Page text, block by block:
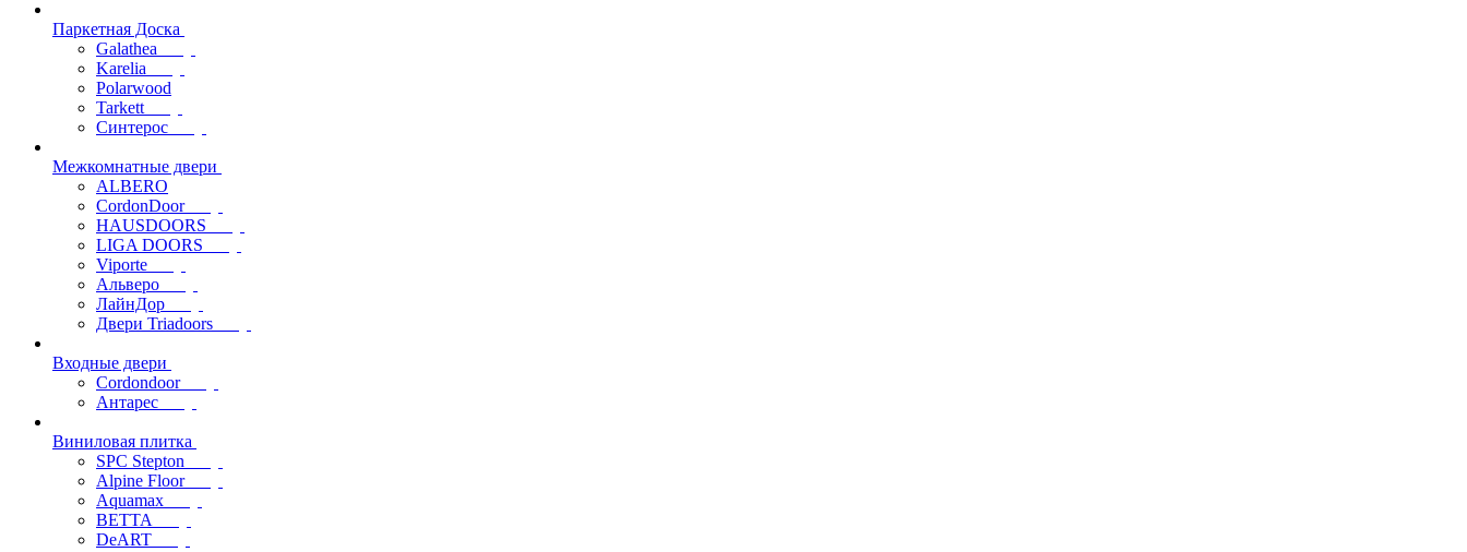
Паркетная Доска
Galathea
Karelia
Polarwood
Tarkett
Синтерос
Межкомнатные двери
ALBERO
CordonDoor
HAUSDOORS
LIGA DOORS
Viporte
Альверо
ЛайнДор
Двери Triadoors
Входные двери
Cordondoor
Антарес
Виниловая плитка
SPC Stepton
Alpine Floor
Aquamax
BETTA
DeART